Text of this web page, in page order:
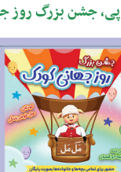
جشن بزرگ روز